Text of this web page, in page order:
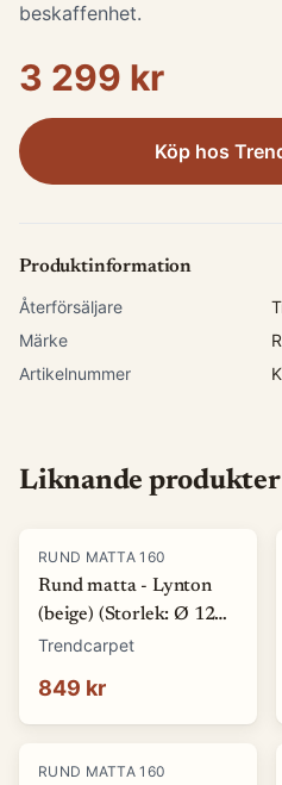
beskaffenhet.
3 299 kr
Köp hos
Produktinformation
Återförsäljare
Märke
Artikelnummer
Liknande produkter
RUND MATTA 160
Rund matta - Lynton
(beige) (Storlek: Ø 120
cm)
Trendcarpet
849 kr
RUND MATTA 160